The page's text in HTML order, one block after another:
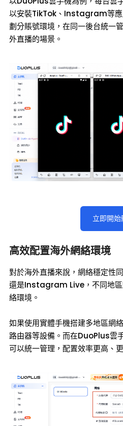
以安裝TikTok、Instagram等應
劃分賬號環境，在同一後台統一
外直播的場景。
立即開
高效配置海外網絡環境
對於海外直播來說，網絡穩定性
還是Instagram Live，不同地區
絡環境。
如果使用實體手機搭建多地區網
路由器等設備。而在DuoPlus雲
可以統一管理，配置效率更高、